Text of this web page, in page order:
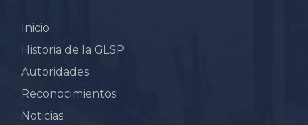
Inicio
Historia de la GLSP
Autoridades
Reconocimientos
Noticias